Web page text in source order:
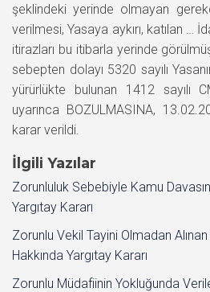
şeklindeki yerinde olmayan
verilmesi, Yasaya aykırı, katılan …
itirazları bu itibarla yerinde
sebepten dolayı 5320 sayılı
yürürlükte bulunan 1412 sayılı
uyarınca BOZULMASINA,
karar verildi.
İlgili Yazılar
Zorunluluk Sebebiyle Kamu
Yargıtay Kararı
Zorunlu Vekil Tayini Olmadan
Hakkında Yargıtay Kararı
Zorunlu Müdafiinin Yokluğunda